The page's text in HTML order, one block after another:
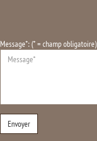
Message*: (* = champ obligatoire)